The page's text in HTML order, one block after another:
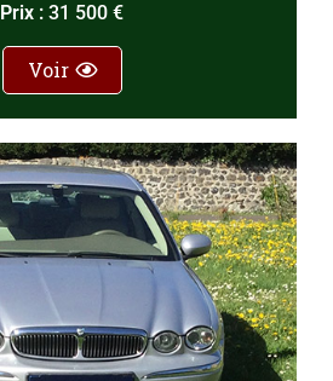
Prix : 31 500 €
Voir